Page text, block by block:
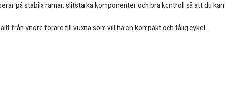
på stabila ramar, slitstarka komponenter och bra kontroll så att du kan
från yngre förare till vuxna som vill ha en kompakt och tålig cykel.